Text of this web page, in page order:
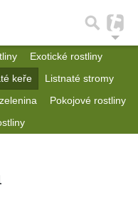
Exotické rostliny
keře
Listnaté stromy
Pokojové rostliny